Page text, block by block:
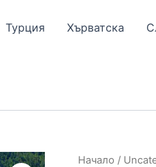
Турция Хърватска
Начало /